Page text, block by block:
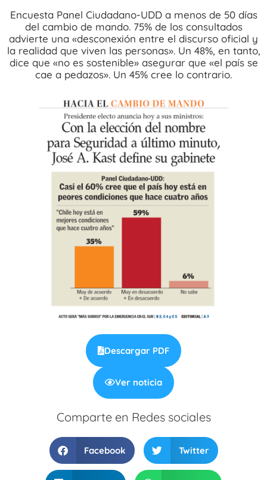
Encuesta Panel Ciudadano-UDD a menos de 50 días
del cambio de mando. 75% de los consultados
advierte una «desconexión entre el discurso oficial y
la realidad que viven las personas». Un 48%, en tanto,
dice que «no es sostenible» asegurar que «el país se
cae a pedazos». Un 45% cree lo contrario.
Descargar PDF
Ver noticia
Comparte en Redes sociales
Facebook Twitter